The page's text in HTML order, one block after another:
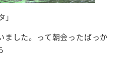
ました。って朝会ったばっか